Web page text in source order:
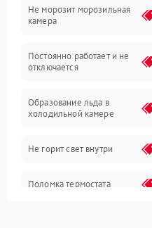
Дренаж
Не морозит морозильная
камера
Постоянно работает и не
отключается
Образование льда в
холодильной камере
Не горит свет внутри
Поломка термостата